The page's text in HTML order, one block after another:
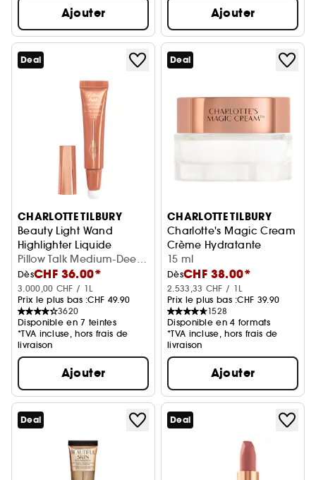
Ajouter Ajouter
Deal
CHARLOTTE TILBURY
Beauty Light Wand
Highlighter Liquide
Pillow Talk Medium-Deep
(12 ml)
DèsCHF 36.00*
3.000,00 CHF / 1L
Prix le plus bas :CHF 49.90
3620
Disponible en 7 teintes
*TVA incluse, hors frais de
livraison
Ajouter
Deal
CHARLOTTE TILBURY
Charlotte's Magic Cream
Crème Hydratante
15 ml
DèsCHF 38.00*
2.533,33 CHF / 1L
Prix le plus bas :CHF 39.90
1528
Disponible en 4 formats
*TVA incluse, hors frais de
livraison
Ajouter
Deal Deal